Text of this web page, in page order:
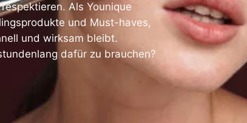
Als Younique
und Must-haves,
und wirksam bleibt.
dafür zu brauchen?